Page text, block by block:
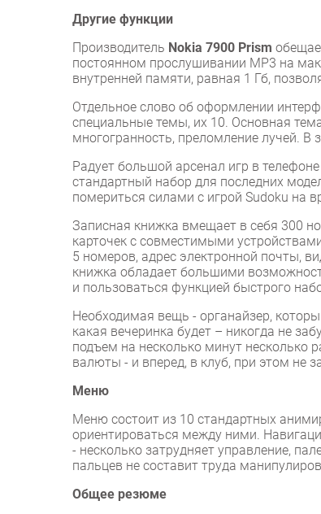
Другие функции
Производитель Nokia 7900 Prism
постоянном прослушивании MP3 на
внутренней памяти, равная 1 Гб,
Отдельное слово об оформлении
специальные темы, их 10. Основная
многогранность, преломление лучей. В
Радует большой арсенал игр в
стандартный набор для последних
помериться силами с игрой Sudoku на
Записная книжка вмещает в себя 300
карточек с совместимыми
5 номеров, адрес электронной почты,
книжка обладает большими
и пользоваться функцией быстрого
Необходимая вещь - органайзер,
какая вечеринка будет – никогда не
подъем на несколько минут несколько
валюты - и вперед, в клуб, при этом не
Меню
Меню состоит из 10 стандартных
ориентироваться между ними.
- несколько затрудняет управление,
пальцев не составит труда
Общее резюме